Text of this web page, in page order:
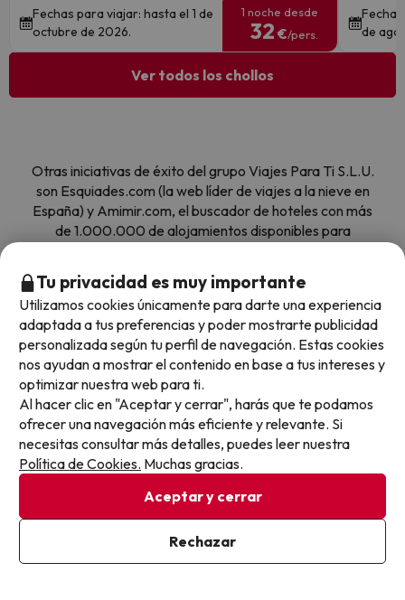
Fechas para viajar: hasta el 1 de
octubre de 2026.
1 noche desde
32 €/pers.
de
Ver todos los chollos
Otras iniciativas de éxito del grupo Viajes Para Ti S.L.U.
son Esquiades.com (la web líder de viajes a la nieve en
España) y Amimir.com, el buscador de hoteles con más
de 1.000.000 de alojamientos disponibles para
Sobre Buscounchollo.com
¿Quiénes somos?
Tarjeta Regalo
Buscounchollo en los medios
Top destinos
Hoteles Cataluña
Top viajes destacados
Top fechas destacadas
Tu privacidad es muy importante
Utilizamos cookies únicamente para darte una experiencia
adaptada a tus preferencias y poder mostrarte publicidad
personalizada según tu perfil de navegación. Estas cookies
nos ayudan a mostrar el contenido en base a tus intereses y
optimizar nuestra web para ti.
Al hacer clic en "Aceptar y cerrar", harás que te podamos
ofrecer una navegación más eficiente y relevante. Si
necesitas consultar más detalles, puedes leer nuestra
Política de Cookies. Muchas gracias.
Aceptar y cerrar
Rechazar